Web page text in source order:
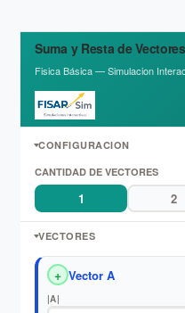
Suma y Resta de Vectores
Fisica Básica — Simulacion
CONFIGURACION
CANTIDAD DE VECTORES
1 2
VECTORES
+ Vector A
|A|